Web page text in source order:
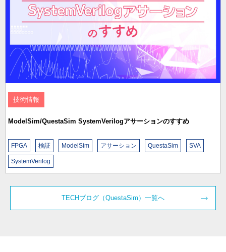
TECHブログ（QuestaSim）一覧へ